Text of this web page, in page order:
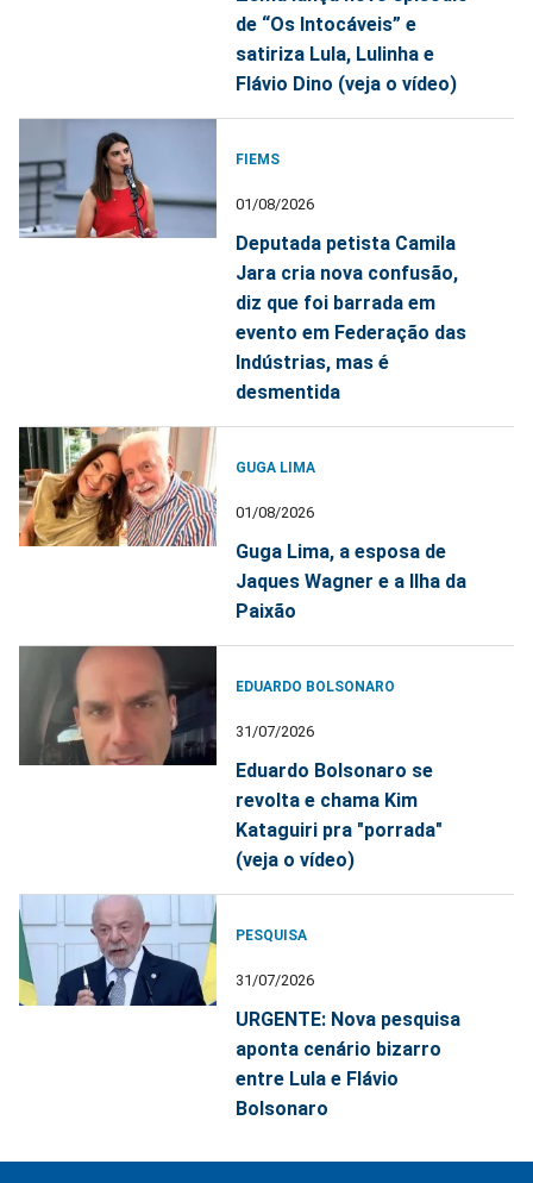
de “Os Intocáveis” e
satiriza Lula, Lulinha e
Flávio Dino (veja o vídeo)
FIEMS
01/08/2026
Deputada petista Camila
Jara cria nova confusão,
diz que foi barrada em
evento em Federação das
Indústrias, mas é
desmentida
GUGA LIMA
01/08/2026
Guga Lima, a esposa de
Jaques Wagner e a Ilha da
Paixão
EDUARDO BOLSONARO
31/07/2026
Eduardo Bolsonaro se
revolta e chama Kim
Kataguiri pra "porrada"
(veja o vídeo)
PESQUISA
31/07/2026
URGENTE: Nova pesquisa
aponta cenário bizarro
entre Lula e Flávio
Bolsonaro